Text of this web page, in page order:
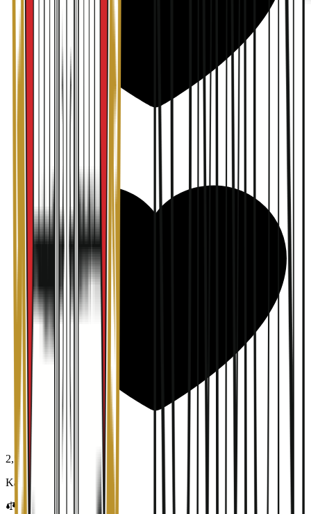
2,5
Karrieremuligheter